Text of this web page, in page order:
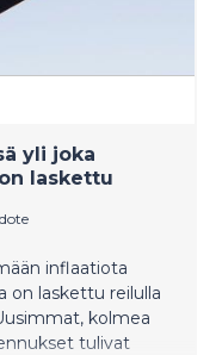
yli joka
laskettu
inflaatiota
on laskettu reilulla
kolmea
tulivat